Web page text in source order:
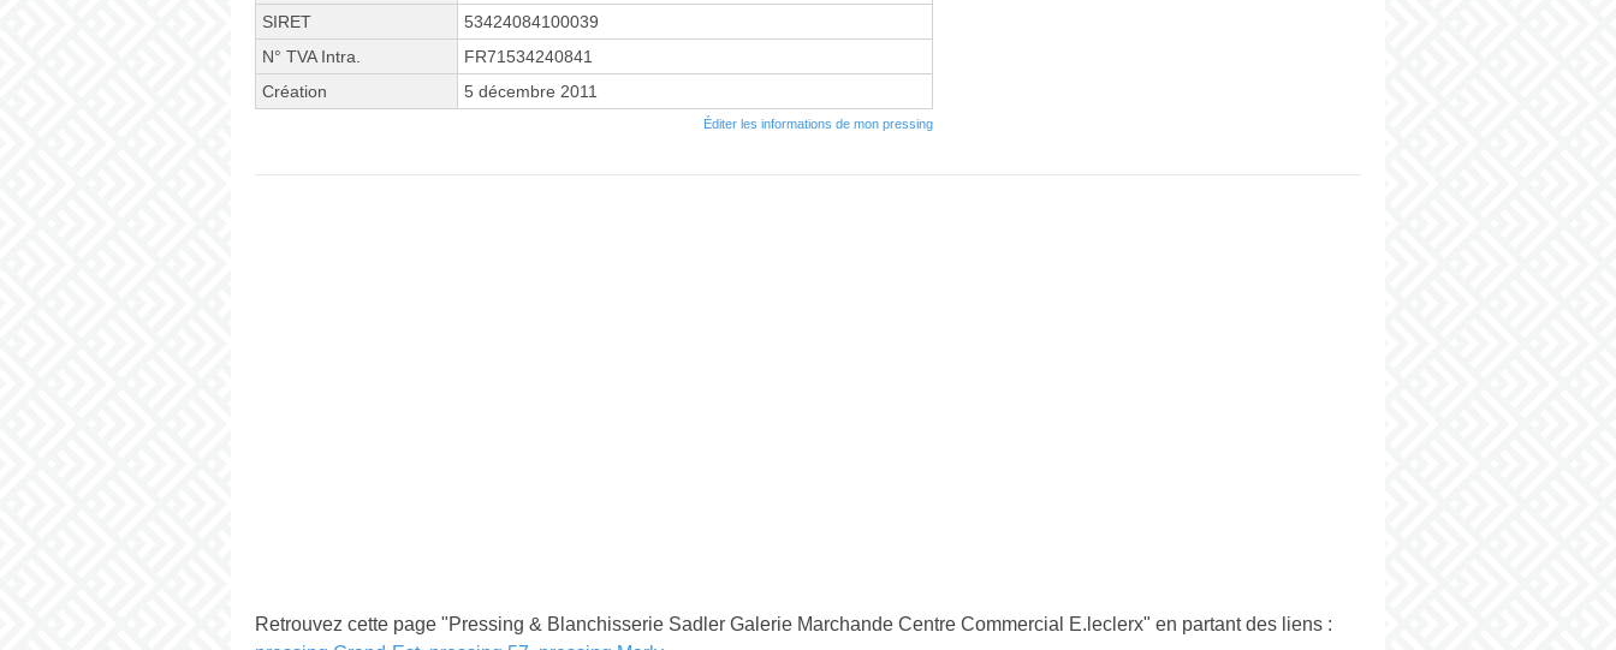
SIRET
53424084100039
N° TVA Intra.
FR71534240841
Création
5 décembre 2011
Éditer les informations de mon pressing
Retrouvez cette page "Pressing & Blanchisserie Sadler Galerie Marchande Centre Commercial E.leclerx" en partant des liens :